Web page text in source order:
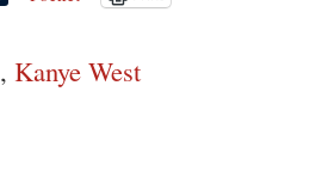
, Kanye West